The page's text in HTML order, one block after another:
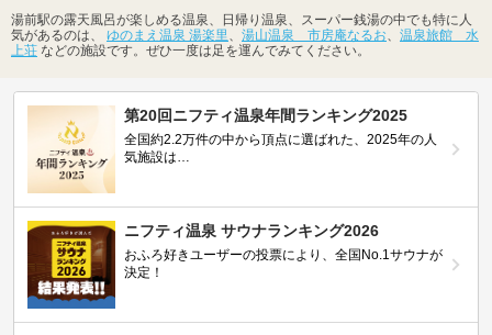
湯前駅の露天風呂が楽しめる温泉、日帰り温泉、スーパー銭湯の中でも特に人
気があるのは、 ゆのまえ温泉 湯楽里、 湯山温泉 市房庵なるお、 温泉旅館 水
上荘 などの施設です。ぜひ一度は足を運んでみてください。
第20回ニフティ温泉年間ランキング2025
全国約2.2万件の中から頂点に選ばれた、2025年の人
気施設は…
ニフティ温泉 サウナランキング2026
おふろ好きユーザーの投票により、全国No.1サウナが
決定！